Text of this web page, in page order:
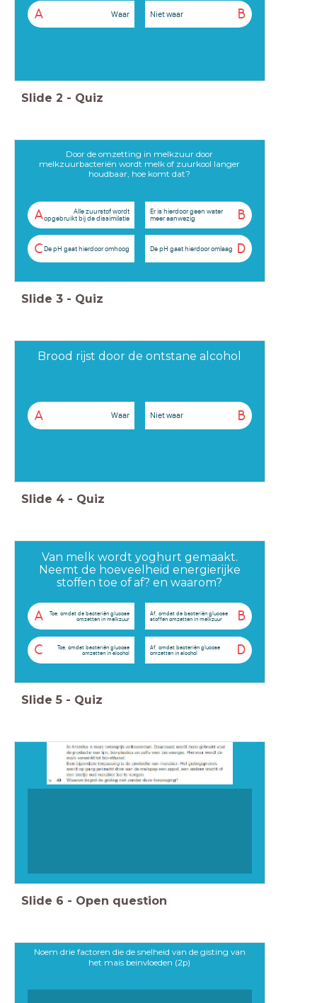
A Waar B
Niet waar
Slide 2 - Quiz
Door de omzetting in melkzuur door
melkzuurbacteriën wordt melk of zuurkool langer
houdbaar, hoe komt dat?
A
Alle zuurstof wordt
opgebruikt bij de dissimilatie
B
Er is hierdoor geen water
meer aanwezig
CDe pH gaat hierdoor omhoog D
De pH gaat hierdoor omlaag
Slide 3 - Quiz
Brood rijst door de ontstane alcohol
A Waar B
Niet waar
Slide 4 - Quiz
Van melk wordt yoghurt gemaakt.
Neemt de hoeveelheid energierijke
stoffen toe of af? en waarom?
A
Toe, omdat de bacteriën glucose
omzetten in melkzuur
B
Af, omdat de bacteriën glucose
stoffen omzetten in melkzuur
C
Toe, omdat bacteriën glucose
omzetten in alcohol
D
Af, omdat bacteriën glucose
omzetten in alcohol
Slide 5 - Quiz
Slide 6 - Open question
Noem drie factoren die de snelheid van de gisting van
het mais beinvloeden (2p)